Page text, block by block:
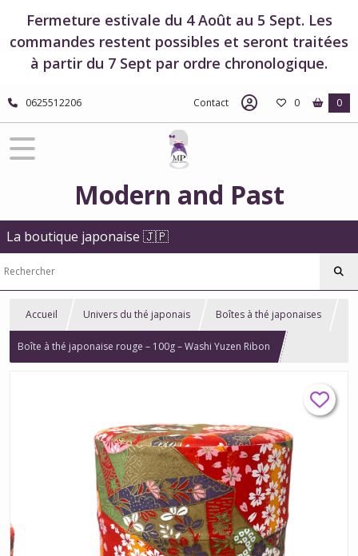
Fermeture estivale du 4 Août au 5 Sept. Les
commandes restent possibles et seront traitées
à partir du 7 Sept par ordre chronologique.
0625512206 Contact 0 0
Modern and Past
La boutique japonaise 🇯🇵
Accueil Univers du thé japonais Boîtes à thé japonaises
Boîte à thé japonaise rouge – 100g – Washi Yuzen Ribon